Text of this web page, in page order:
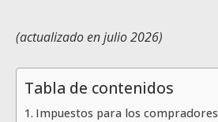
(actualizado en julio 2026)
Tabla de contenidos
Impuestos para los compradores